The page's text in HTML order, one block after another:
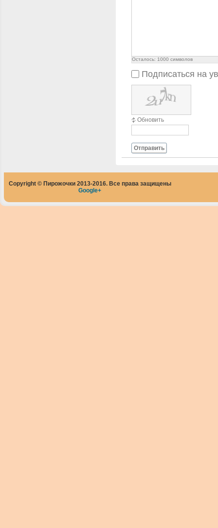
Осталось: 1000 символов
Подписаться на
Обновить
Отправить
Copyright © Пирожочки 2013-2016. Все права защищены
Google+